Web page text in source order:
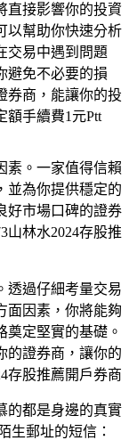
直接影響你的投資
以幫助你快速分析
交易中遇到問題
避免不必要的損
券商，能讓你的投
額手續費1元Ptt
素。一家值得信賴
並為你提供穩定的
好市場口碑的證券
山林水2024存股推
透過仔細考量交易
面因素，你將能夠
定堅實的基礎。
的證券商，讓你的
存股推薦開戶券商
的都是身邊的真實
生郵址的短信：